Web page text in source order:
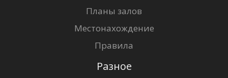
Планы залов
Местонахождение
Правила
Разное